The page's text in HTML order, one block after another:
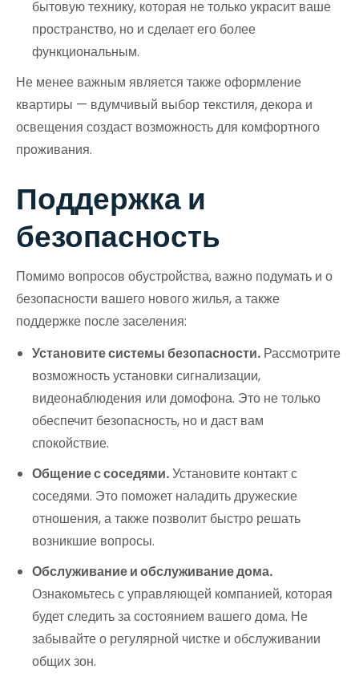
бытовую технику, которая не только украсит ваше
пространство, но и сделает его более
функциональным.
Не менее важным является также оформление
квартиры — вдумчивый выбор текстиля, декора и
освещения создаст возможность для комфортного
проживания.
Поддержка и
безопасность
Помимо вопросов обустройства, важно подумать и о
безопасности вашего нового жилья, а также
поддержке после заселения:
Установите системы безопасности. Рассмотрите
возможность установки сигнализации,
видеонаблюдения или домофона. Это не только
обеспечит безопасность, но и даст вам
спокойствие.
Общение с соседями.Установите контакт с
соседями. Это поможет наладить дружеские
отношения, а также позволит быстро решать
возникшие вопросы.
Обслуживание и обслуживание дома.
Ознакомьтесь с управляющей компанией, которая
будет следить за состоянием вашего дома. Не
забывайте о регулярной чистке и обслуживании
общих зон.